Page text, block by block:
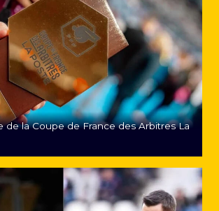
de la Coupe de France des Arbitres La